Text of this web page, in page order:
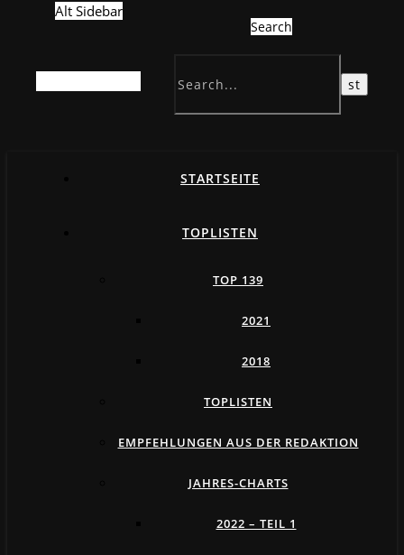
Alt Sidebar
Search
STARTSEITE
TOPLISTEN
TOP 139
2021
2018
TOPLISTEN
EMPFEHLUNGEN AUS DER REDAKTION
JAHRES-CHARTS
2022 – TEIL 1